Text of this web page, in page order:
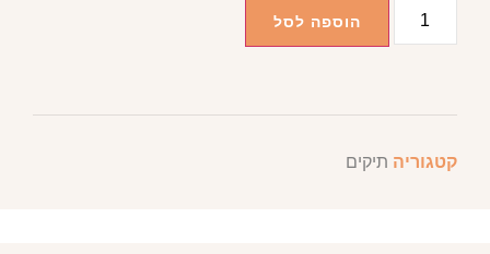
הוספה לסל
קטגוריה תיקים